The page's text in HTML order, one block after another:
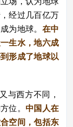
经过几百亿万
为地球。 在中
生水，地六成
形成了地球以
与西方不同，
位。 中国人在
空间，包括东